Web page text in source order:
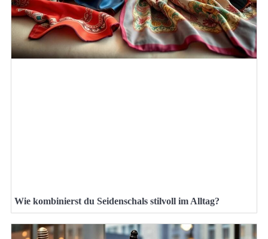
Wie kombinierst du Seidenschals stilvoll im Alltag?